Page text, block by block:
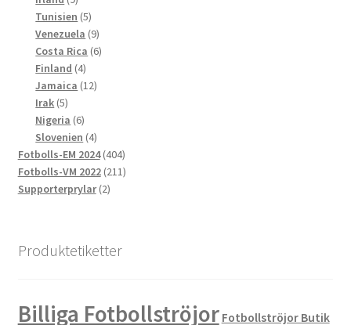
produkter
Tunisien 55
produkter
Venezuela 99
produkter
Costa Rica 66
Finland 44
produkter
Jamaica 1212
Irak 55
produkter
Nigeria 66
produkter
Slovenien 44
produkter
Fotbolls-EM 2024 404404
produkter
Fotbolls-VM 2022 211211
Supporterprylar 22
Produktetiketter
Billiga Fotbollströjor Fotbollströjor Butik